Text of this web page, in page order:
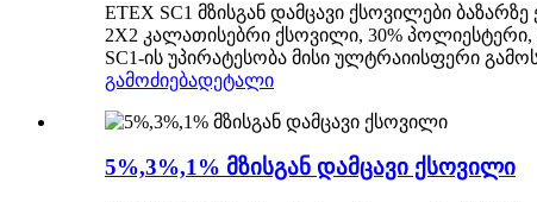
ETEX SC1 მზისგან დამცავი ქსოვილები
2X2 კალათისებრი ქსოვილი, 30% პოლიესტერი,
SC1-ის უპირატესობა მისი ულტრაიისფერი
გამოძიებადეტალი
5%,3%,1% მზისგან დამცავი ქსოვილი